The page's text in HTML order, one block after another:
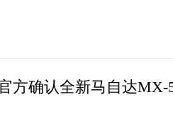
方确认全新马自达MX-